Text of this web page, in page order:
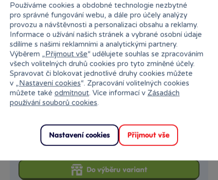
Pruhované tričko s krátkým rukávem- zelené
Sklademprodejny
119 Kč
Klub:115 Kč
Do výběru variant
Sklademprodejny Klub:
Do výběru variant
Používáme cookies a obdobné technologie nezbytné
pro správné fungování webu, a dále pro účely analýzy
provozu a návštěvnosti a personalizaci obsahu a reklamy.
Informace o užívání našich stránek a vybrané osobní údaje
sdílíme s našimi reklamními a analytickými partnery.
Výběrem „Přijmout vše“ udělujete souhlas se zpracováním
všech volitelných druhů cookies pro tyto zmíněné účely.
Spravovat či blokovat jednotlivé druhy cookies můžete
v „Nastavení cookies“. Zpracování volitelných cookies
můžete také odmítnout. Více informací v Zásadách
používání souborů cookies.
Nastavení cookies Přijmout vše